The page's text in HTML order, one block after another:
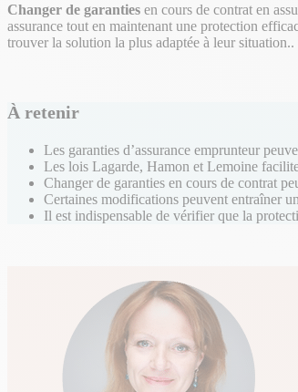
Changer de garanties en cours de contrat en
assurance tout en maintenant une protection
trouver la solution la plus adaptée à leur situation..
À retenir
Les garanties d’assurance emprunteur
Les lois Lagarde, Hamon et Lemoine
Changer de garanties en cours de contrat
Certaines modifications peuvent entraîner
Il est indispensable de vérifier que la